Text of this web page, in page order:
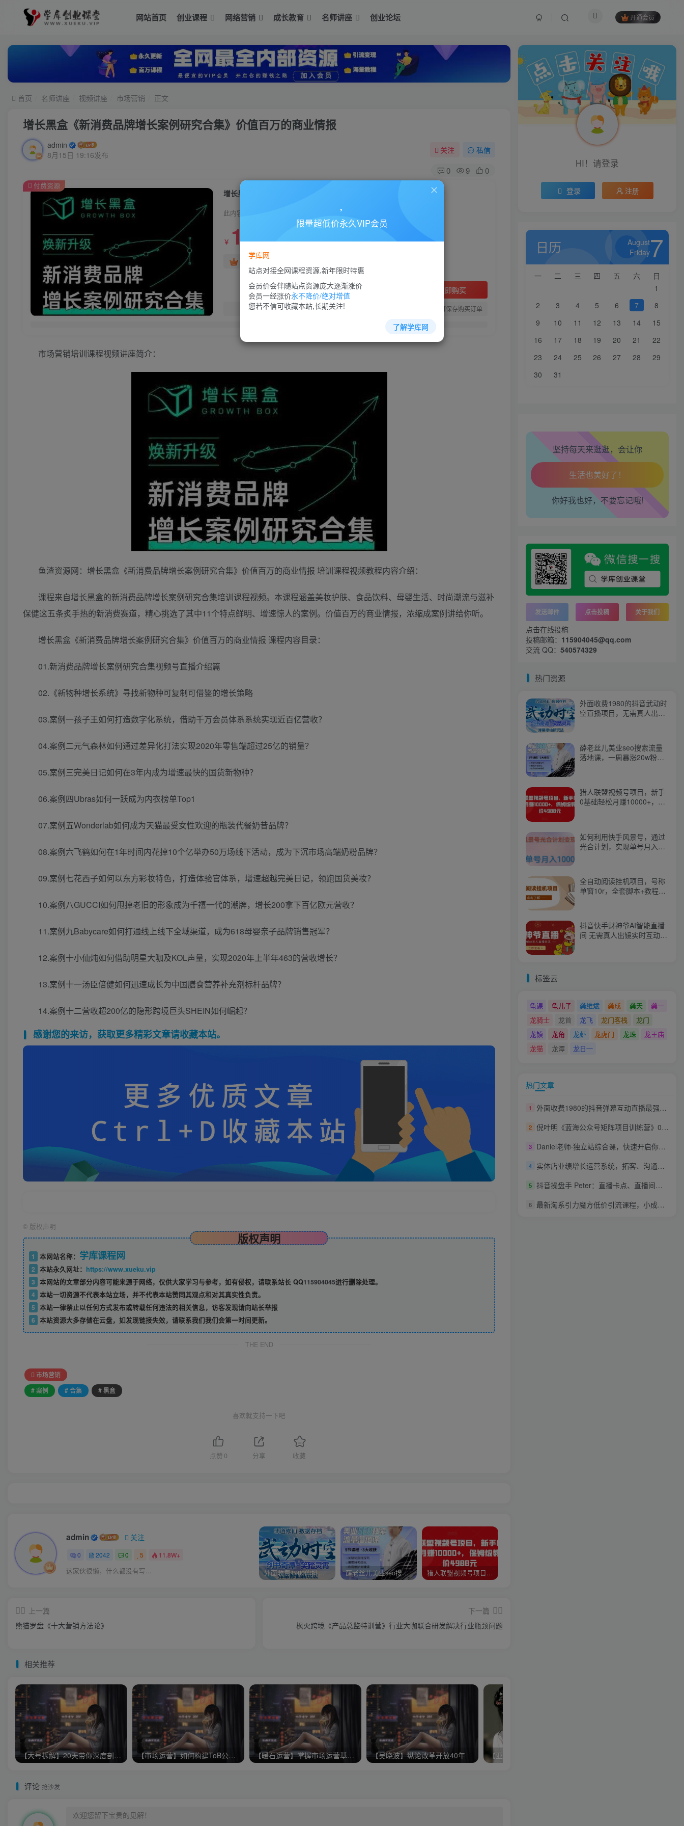
网站首页 创业课程 网络营销 成长教育 名师讲座 创业论坛 开通会员
首页 名师讲座 视频讲座 市场营销 正文
增长黑盒《新消费品牌增长案例研究合集》价值百万的商业情报
admin
8月15日 19:16发布
关注 私信
0 9 0
增长黑盒《新消费品牌增长案例研究合集》价值百万的商业情报
此内容为付费资源，请付费后查看
￥ 10￥88
超级会员免费
立即购买
您当前未登录！建议登陆后购买，可保存购买订单
付费资源
市场营销培训课程视频讲座简介：
鱼渣资源网：增长黑盒《新消费品牌增长案例研究合集》价值百万的商业情报 培训课程视频教程内容介绍：
课程来自增长黑盒的新消费品牌增长案例研究合集培训课程视频。本课程涵盖美妆护肤、食品饮料、母婴生活、时尚潮流与滋补
保健这五条炙手热的新消费赛道，精心挑选了其中11个特点鲜明、增速惊人的案例。价值百万的商业情报，浓缩成案例讲给你听。
增长黑盒《新消费品牌增长案例研究合集》价值百万的商业情报 课程内容目录：
01.新消费品牌增长案例研究合集视频号直播介绍篇
02.《新物种增长系统》寻找新物种可复制可借鉴的增长策略
03.案例一孩子王如何打造数字化系统，借助千万会员体系系统实现近百亿营收？
04.案例二元气森林如何通过差异化打法实现2020年零售端超过25亿的销量？
05.案例三完美日记如何在3年内成为增速最快的国货新物种？
06.案例四Ubras如何一跃成为内衣榜单Top1
07.案例五Wonderlab如何成为天猫最受女性欢迎的瓶装代餐奶昔品牌？
08.案例六飞鹤如何在1年时间内花掉10个亿举办50万场线下活动，成为下沉市场高端奶粉品牌？
09.案例七花西子如何以东方彩妆特色，打造体验官体系，增速超越完美日记，领跑国货美妆？
10.案例八GUCCI如何甩掉老旧的形象成为千禧一代的潮牌，增长200拿下百亿欧元营收？
11.案例九Babycare如何打通线上线下全域渠道，成为618母婴亲子品牌销售冠军？
12.案例十小仙炖如何借助明星大咖及KOL声量，实现2020年上半年463的营收增长？
13.案例十一汤臣倍健如何迅速成长为中国膳食营养补充剂标杆品牌？
14.案例十二营收超200亿的隐形跨境巨头SHEIN如何崛起？
感谢您的来访，获取更多精彩文章请收藏本站。
© 版权声明
版权声明
1 本网站名称： 学库课程网
2 本站永久网址： https://www.xueku.vip
3 本网站的文章部分内容可能来源于网络，仅供大家学习与参考，如有侵权，请联系站长 QQ115904045进行删除处理。
4 本站一切资源不代表本站立场，并不代表本站赞同其观点和对其真实性负责。
5 本站一律禁止以任何方式发布或转载任何违法的相关信息，访客发现请向站长举报
6 本站资源大多存储在云盘，如发现链接失效，请联系我们我们会第一时间更新。
THE END
市场营销
# 案例
# 合集 # 黑盒
喜欢就支持一下吧
点赞 0 分享 收藏
admin 关注
0 2042 0 5 11.8W+
这家伙很懒，什么都没有写... 外面收费1980的抖音武动时空直播项目，无需真人出镜，实时互动直播【软件+详细教程】 薛老丝儿美业seo搜索流量落地课，一周暴涨20w粉丝，全干货讲解 猎人联盟视频号项目，新手0基础轻松月赚10000+，保姆级教程原价4988元
上一篇
熊猫罗盘《十大营销方法论》
下一篇
枫火跨境《产品总监特训营》行业大咖联合研发解决行业瓶颈问题
相关推荐
【大号拆解】20天带你深度剖析40个顶级微信公众号 【市场运营】如何构建ToB公司的运作体系 【暖石运营】掌握市场运营基本功 【吴晓波】纵论改革开放40年
评论 抢沙发
HI！请登录
登录 注册
日历
August
Friday7
一 二 三 四 五 六
日
1
2
3 4 5 6 7
8
9
10 11 12 13 14
15
16
17 18 19 20 21
22
23
24 25 26 27 28
29
30
31
坚持每天来逛逛，会让你
生活也美好了！
腰也不酸了！
工作也轻松了！
你好我也好，不要忘记哦!
发送邮件 点击投稿 关于我们
点击在线投稿
投稿邮箱： 115904045@qq.com
交流 QQ： 540574329
热门资源
外面收费1980的抖音武动时
空直播项目，无需真人出
薛老丝儿美业seo搜索流量
落地课，一周暴涨20w粉
猎人联盟视频号项目，新手
0基础轻松月赚10000+，保
如何利用快手风景号，通过
光合计划，实现单号月入
全自动阅读挂机项目，号称
单窗10r，全套脚本+教程，
抖音快手财神爷AI智能直播
间 无需真人出镜实时互动
标签云
龟课 龟儿子 龚维斌 龚成 龚天
龚一
龙骑士
龙首 龙飞 龙门客栈
龙门
龙镇
龙角 龙虾 龙虎门 龙珠
龙王庙
龙猫
龙潭 龙日一
热门文章
1 外面收费1980的抖音弹幕互动直播最强弹珠，抖音报白，实时互动直播【软件+教程】
2 倪叶明《蓝海公众号矩阵项目训练营》0粉冷启动，粉丝突破30W
3 Daniel老师·独立站综合课，快速开启你的跨境电商道路-价值2599元
4 实体店业绩增长运营系统，拓客、沟通、成交、转介绍
5 抖音操盘手 Peter：直播卡点、直播间冷启动分享
6 最新淘系引力魔方低价引流课程，小成本大流量，低价引流快速拉新收割
限量超低价永久VIP会员
学库网
站点对接全网课程资源,新年限时特惠
会员价会伴随站点资源庞大逐渐涨价
会员一经涨价永不降价/绝对增值
您若不信可收藏本站,长期关注!
了解学库网